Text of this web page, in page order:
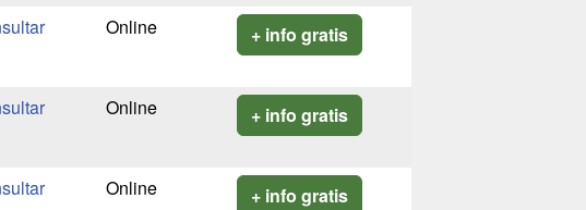
Online + info gratis
Online + info gratis
Online + info gratis